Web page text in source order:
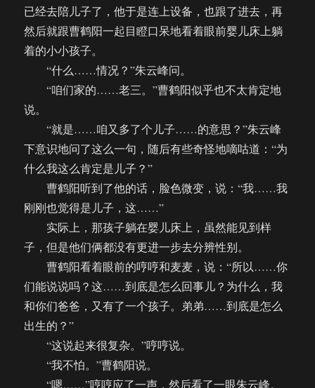
已经去陪儿子了，他于是连上设备，也跟了进去，再
然后就跟曹鹤阳一起目瞪口呆地看着眼前婴儿床上躺
着的小小孩子。
“什么……情况？”朱云峰问。
“咱们家的……老三。”曹鹤阳似乎也不太肯定地
说。
“就是……咱又多了个儿子……的意思？”朱云峰
下意识地问了这么一句，随后有些奇怪地嘀咕道：“为
什么我这么肯定是儿子？”
曹鹤阳听到了他的话，脸色微变，说：“我……我
刚刚也觉得是儿子，这……”
实际上，那孩子躺在婴儿床上，虽然能见到样
子，但是他们俩都没有更进一步去分辨性别。
曹鹤阳看着眼前的哼哼和麦麦，说：“所以……你
们能说说吗？这……到底是怎么回事儿？为什么，我
和你们爸爸，又有了一个孩子。弟弟……到底是怎么
出生的？”
“这说起来很复杂。”哼哼说。
“我不怕。”曹鹤阳说。
“嗯……”哼哼应了一声，然后看了一眼朱云峰。